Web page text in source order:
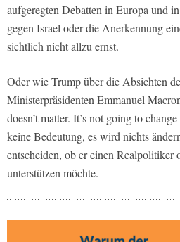
aufgeregten Debatten in Europa und
gegen Israel oder die Anerkennung
sichtlich nicht allzu ernst.
Oder wie Trump über die Absichten
Ministerpräsidenten Emmanuel
doesn’t matter. It’s not going to
keine Bedeutung, es wird nichts
entscheiden, ob er einen Realpolitiker
unterstützen möchte.